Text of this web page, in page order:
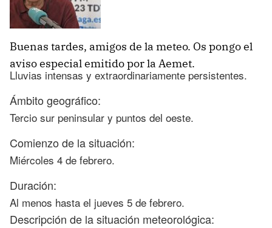
Buenas tardes, amigos de la meteo. Os pongo el
aviso especial emitido por la Aemet.
Lluvias intensas y extraordinariamente persistentes.
Ámbito geográfico:
Tercio sur peninsular y puntos del oeste.
Comienzo de la situación:
Miércoles 4 de febrero.
Duración:
Al menos hasta el jueves 5 de febrero.
Descripción de la situación meteorológica: